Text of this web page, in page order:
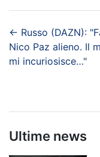
← Russo (DAZN):
Nico Paz alieno. Il
mi incuriosisce…"
Ultime news